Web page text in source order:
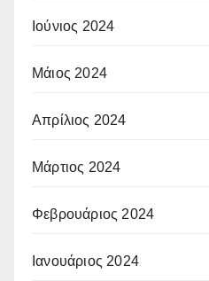
Ιούνιος 2024
Μάιος 2024
Απρίλιος 2024
Μάρτιος 2024
Φεβρουάριος 2024
Ιανουάριος 2024